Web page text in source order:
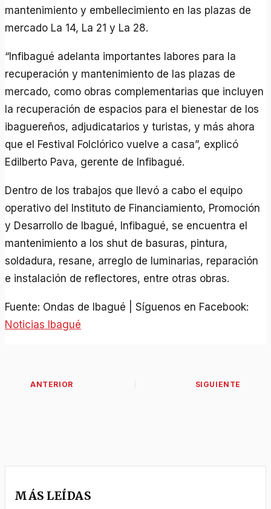
mantenimiento y embellecimiento en las plazas de
mercado La 14, La 21 y La 28.
“Infibagué adelanta importantes labores para la
recuperación y mantenimiento de las plazas de
mercado, como obras complementarias que incluyen
la recuperación de espacios para el bienestar de los
ibaguereños, adjudicatarios y turistas, y más ahora
que el Festival Folclórico vuelve a casa”, explicó
Edilberto Pava, gerente de Infibagué.
Dentro de los trabajos que llevó a cabo el equipo
operativo del Instituto de Financiamiento, Promoción
y Desarrollo de Ibagué, Infibagué, se encuentra el
mantenimiento a los shut de basuras, pintura,
soldadura, resane, arreglo de luminarias, reparación
e instalación de reflectores, entre otras obras.
Fuente: Ondas de Ibagué | Síguenos en Facebook:
Noticias Ibagué
MÁS LEÍDAS